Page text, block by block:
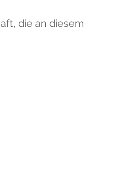
die an diesem